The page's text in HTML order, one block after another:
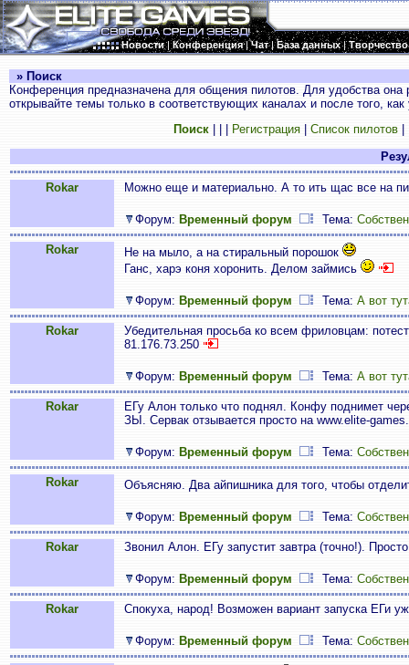
Новости|Конференция|Чат|База данных|Творчество
» Поиск
Конференция предназначена для общения пилотов. Для удобства
открывайте темы только в соответствующих каналах и после того,
Поиск
Регистрация Список пилотов
Rokar Можно еще и материально. А то ить щас все на
Форум: Временный форум Тема:
Rokar
Не на мыло, а на стиральный порошок
Ганс, харэ коня хоронить. Делом займись
Форум: Временный форум Тема: А вот
Rokar
Убедительная просьба ко всем фриловцам:
81.176.73.250
Форум: Временный форум Тема: А вот
Rokar
ЕГу Алон только что поднял. Конфу поднимет
ЗЫ. Сервак отзывается просто на www.elite-
Форум: Временный форум Тема:
Rokar Объясняю. Два айпишника для того, чтобы
Форум: Временный форум Тема:
Rokar Звонил Алон. ЕГу запустит завтра (точно!).
Форум: Временный форум Тема:
Rokar Спокуха, народ! Возможен вариант запуска ЕГи
Форум: Временный форум Тема: